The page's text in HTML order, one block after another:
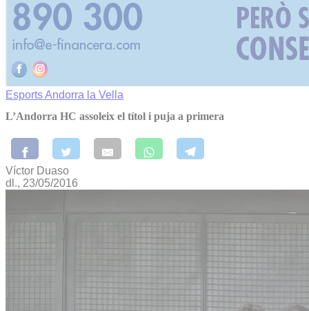
EsportsAndorra la Vella
L’Andorra HC assoleix el títol i puja a primera
Víctor Duaso
dl., 23/05/2016